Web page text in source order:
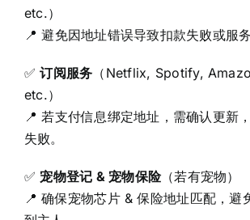
etc.）
📍 避免因地址错误导致扣款失败或服务
✅订阅服务 （Netflix, Spotify,
etc.）
📍 若支付信息绑定地址，需确认更新
失败。
✅ 宠物登记 & 宠物保险（若有宠物）
📍 确保宠物芯片 & 保险地址匹配，避